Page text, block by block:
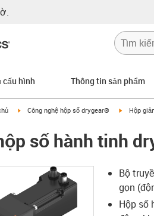
cấu hình Thông tin sản phẩm
right
igus-icon-arrow-right
Công nghệ hộp số drygear® igus-icon-
Hộp
số hành tinh
Bộ
gọn
Hộp số